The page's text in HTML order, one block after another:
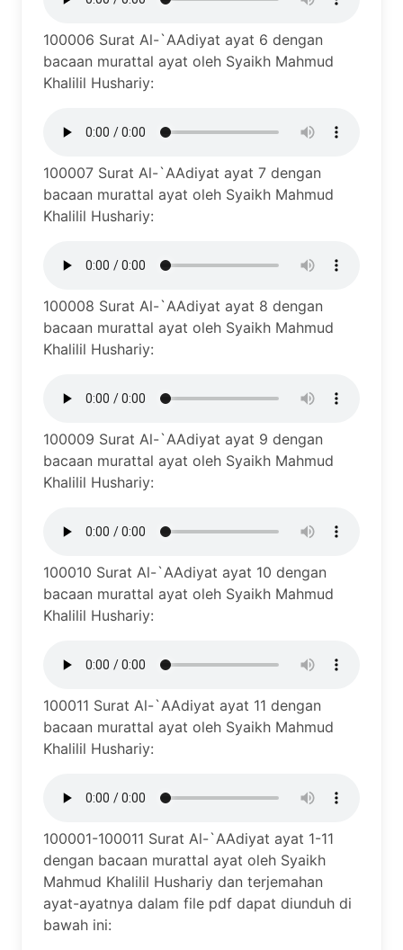
100006 Surat Al-`AAdiyat ayat 6 dengan
bacaan murattal ayat oleh Syaikh Mahmud
Khalilil Hushariy:
100007 Surat Al-`AAdiyat ayat 7 dengan
bacaan murattal ayat oleh Syaikh Mahmud
Khalilil Hushariy:
100008 Surat Al-`AAdiyat ayat 8 dengan
bacaan murattal ayat oleh Syaikh Mahmud
Khalilil Hushariy:
100009 Surat Al-`AAdiyat ayat 9 dengan
bacaan murattal ayat oleh Syaikh Mahmud
Khalilil Hushariy:
100010 Surat Al-`AAdiyat ayat 10 dengan
bacaan murattal ayat oleh Syaikh Mahmud
Khalilil Hushariy:
100011 Surat Al-`AAdiyat ayat 11 dengan
bacaan murattal ayat oleh Syaikh Mahmud
Khalilil Hushariy:
100001-100011 Surat Al-`AAdiyat ayat 1-11
dengan bacaan murattal ayat oleh Syaikh
Mahmud Khalilil Hushariy dan terjemahan
ayat-ayatnya dalam file pdf dapat diunduh di
bawah ini: